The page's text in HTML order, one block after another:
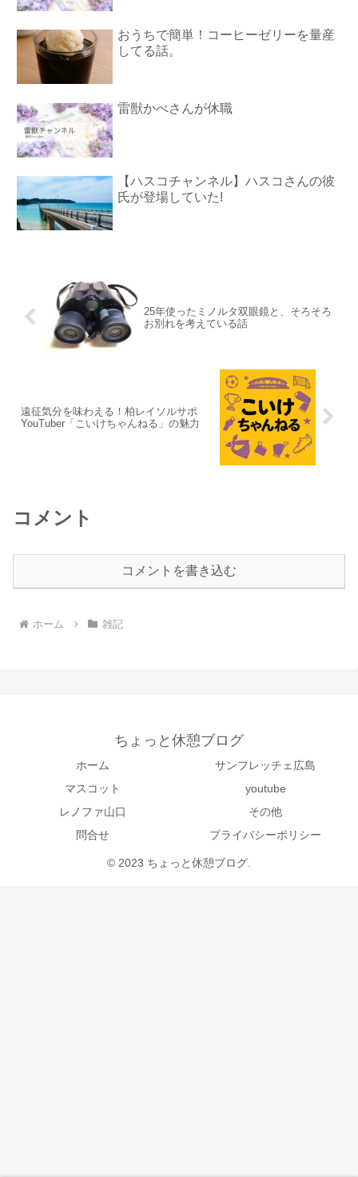
おうちで簡単！コーヒーゼリーを量産
してる話。
雷獣かべさんが休職
【ハスコチャンネル】ハスコさんの彼
氏が登場していた!
25年使ったミノルタ双眼鏡と、そろそろ
お別れを考えている話
遠征気分を味わえる！柏レイソルサポ
YouTuber「こいけちゃんねる」の魅力
コメント
コメントを書き込む
ホーム 雑記
ちょっと休憩ブログ
ホーム
サンフレッチェ広島
マスコット
youtube
レノファ山口
その他
問合せ
プライバシーポリシー
© 2023 ちょっと休憩ブログ.